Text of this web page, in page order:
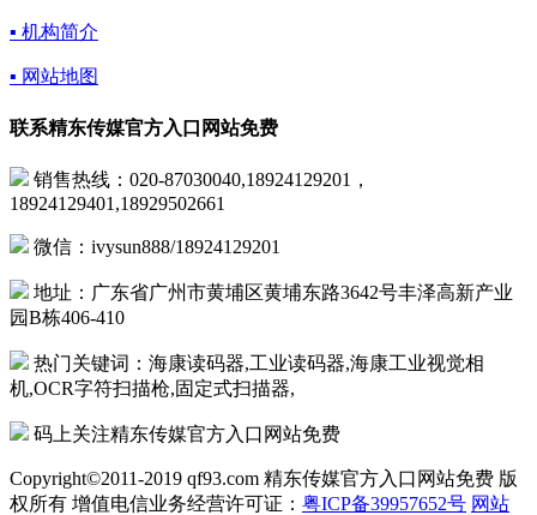
▪ 机构简介
▪ 网站地图
联系精东传媒官方入口网站免费
销售热线：020-87030040,18924129201，
18924129401,18929502661
微信：ivysun888/18924129201
地址：广东省广州市黄埔区黄埔东路3642号丰泽高新产业
园B栋406-410
热门关键词：海康读码器,工业读码器,海康工业视觉相
机,OCR字符扫描枪,固定式扫描器,
码上关注精东传媒官方入口网站免费
Copyright©2011-2019 qf93.com 精东传媒官方入口网站免费 版
权所有 增值电信业务经营许可证： 粤ICP备39957652号 网站